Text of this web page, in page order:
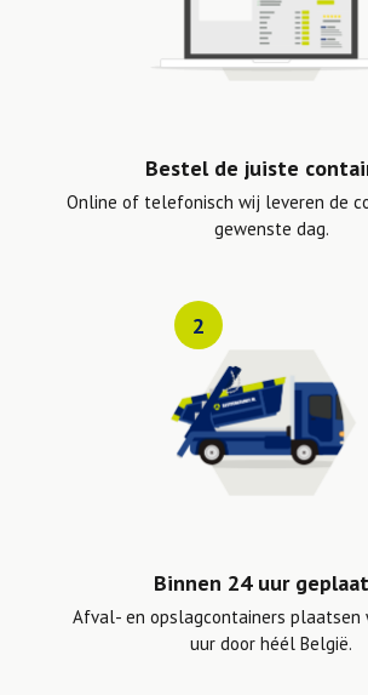
Bestel de juiste
Online of telefonisch wij leveren de
gewenste dag.
2
Binnen 24 uur
Afval- en opslagcontainers plaatsen
uur door héél België.